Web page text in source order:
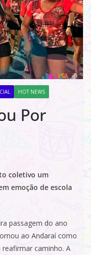
HOT NEWS
Por
coletivo um
emoção de escola
passagem do ano
ao Andaraí como
caminho. A